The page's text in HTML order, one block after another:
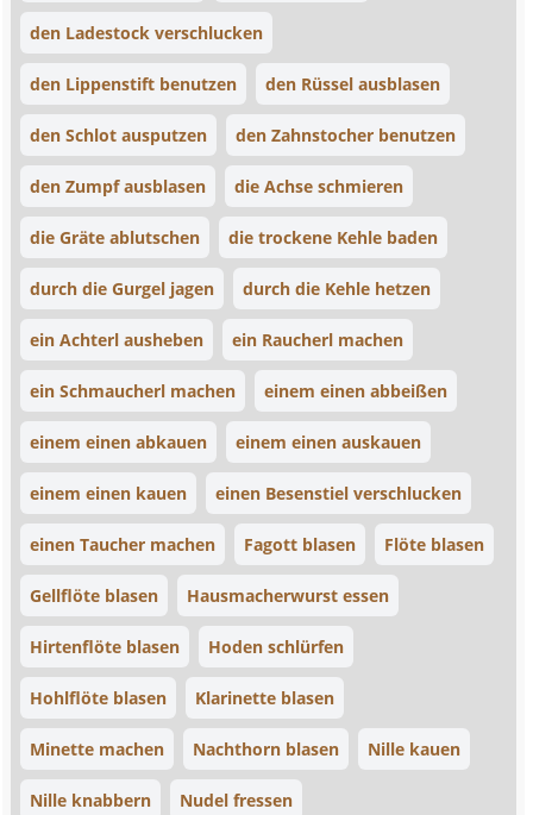
den Ladestock verschlucken
den Lippenstift benutzen den Rüssel ausblasen
den Schlot ausputzen den Zahnstocher benutzen
den Zumpf ausblasen die Achse schmieren
die Gräte ablutschen die trockene Kehle baden
durch die Gurgel jagen durch die Kehle hetzen
ein Achterl ausheben ein Raucherl machen
ein Schmaucherl machen einem einen abbeißen
einem einen abkauen einem einen auskauen
einem einen kauen einen Besenstiel verschlucken
einen Taucher machen Fagott blasen Flöte blasen
Gellflöte blasen Hausmacherwurst essen
Hirtenflöte blasen Hoden schlürfen
Hohlflöte blasen Klarinette blasen
Minette machen Nachthorn blasen Nille kauen
Nille knabbern Nudel fressen